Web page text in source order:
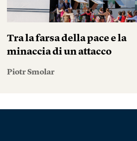
Tra la farsa della pace e la
minaccia di un attacco
Piotr Smolar